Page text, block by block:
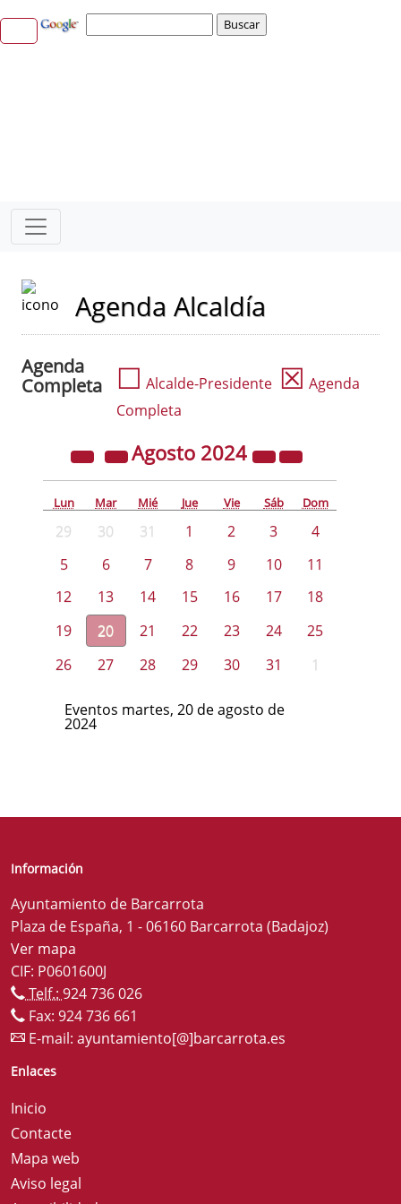
Agenda Alcaldía
Agenda
Completa
☐ Alcalde-Presidente ☒ Agenda
Completa
Agosto 2024
Lun Mar Mié Jue Vie Sáb Dom
29 30 31 1 2 3
4
5
6 7 8 9 10
11
12
13 14 15 16 17
18
19
20 21 22 23 24
25
26
27 28 29 30 31 1
Eventos martes, 20 de agosto de
2024
Información
Ayuntamiento de Barcarrota
Plaza de España, 1 - 06160 Barcarrota (Badajoz)
Ver mapa
CIF: P0601600J
Telf.: 924 736 026
Fax: 924 736 661
E-mail: ayuntamiento[@]barcarrota.es
Enlaces
Inicio
Contacte
Mapa web
Aviso legal